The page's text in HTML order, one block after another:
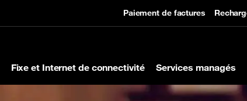
Paiement de factures
Fixe et Internet de connectivité Services managés